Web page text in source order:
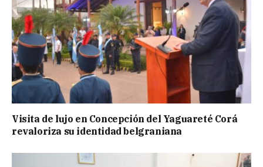
Visita de lujo en Concepción del Yaguareté Corá
revaloriza su identidad belgraniana